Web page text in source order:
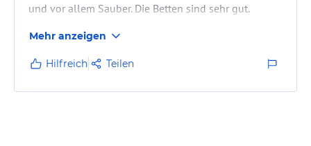
und vor allem Sauber. Die Betten sind sehr gut.
Mehr anzeigen
Hilfreich Teilen